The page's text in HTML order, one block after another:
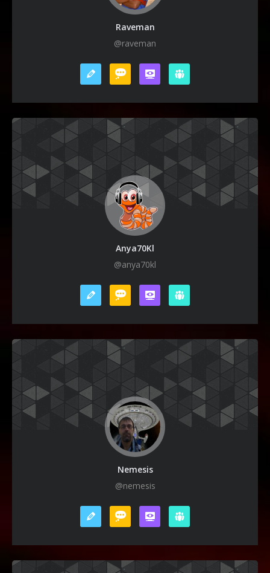
Raveman
@raveman
Anya70Kl
@anya70kl
Nemesis
@nemesis